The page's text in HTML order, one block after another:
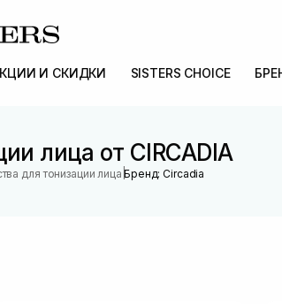
И СКИДКИ SISTERS CHOICE
лица от CIRCADIA
для тонизации лица |Бренд: Circadia